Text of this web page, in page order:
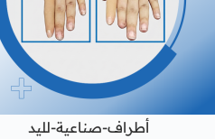
أطراف-صناعية-لليد